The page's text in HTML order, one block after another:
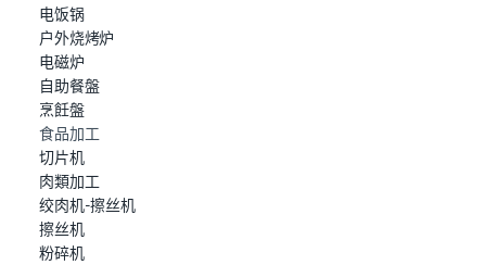
nostro sito con i nostri partner che si occupano di analisi
dei dati web, pubblicità e social media, i quali potrebbero
combinarle con altre informazioni che ha fornito loro o
che hanno raccolto dal suo utilizzo dei loro servizi.
电饭锅
户外烧烤炉
电磁炉
自助餐盤
烹飪盤
食品加工
切片机
肉類加工
绞肉机-擦丝机
擦丝机
粉碎机